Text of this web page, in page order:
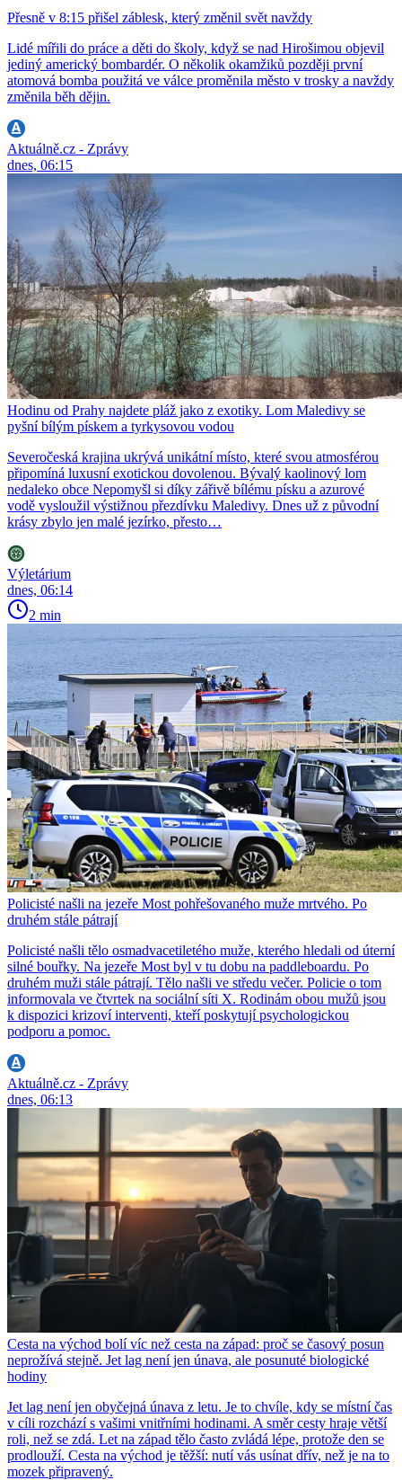
Přesně v 8:15 přišel záblesk, který změnil svět navždy
Lidé mířili do práce a děti do školy, když se nad Hirošimou objevil
jediný americký bombardér. O několik okamžiků později první
atomová bomba použitá ve válce proměnila město v trosky a navždy
změnila běh dějin.
Aktuálně.cz - Zprávy
dnes, 06:15
Hodinu od Prahy najdete pláž jako z exotiky. Lom Maledivy se
pyšní bílým pískem a tyrkysovou vodou
Severočeská krajina ukrývá unikátní místo, které svou atmosférou
připomíná luxusní exotickou dovolenou. Bývalý kaolinový lom
nedaleko obce Nepomyšl si díky zářivě bílému písku a azurové
vodě vysloužil výstižnou přezdívku Maledivy. Dnes už z původní
krásy zbylo jen malé jezírko, přesto…
Výletárium
dnes, 06:14
2 min
Policisté našli na jezeře Most pohřešovaného muže mrtvého. Po
druhém stále pátrají
Policisté našli tělo osmadvacetiletého muže, kterého hledali od úterní
silné bouřky. Na jezeře Most byl v tu dobu na paddleboardu. Po
druhém muži stále pátrají. Tělo našli ve středu večer. Policie o tom
informovala ve čtvrtek na sociální síti X. Rodinám obou mužů jsou
k dispozici krizoví interventi, kteří poskytují psychologickou
podporu a pomoc.
Aktuálně.cz - Zprávy
dnes, 06:13
Cesta na východ bolí víc než cesta na západ: proč se časový posun
neprožívá stejně. Jet lag není jen únava, ale posunuté biologické
hodiny
Jet lag není jen obyčejná únava z letu. Je to chvíle, kdy se místní čas
v cíli rozchází s vašimi vnitřními hodinami. A směr cesty hraje větší
roli, než se zdá. Let na západ tělo často zvládá lépe, protože den se
prodlouží. Cesta na východ je těžší: nutí vás usínat dřív, než je na to
mozek připravený.